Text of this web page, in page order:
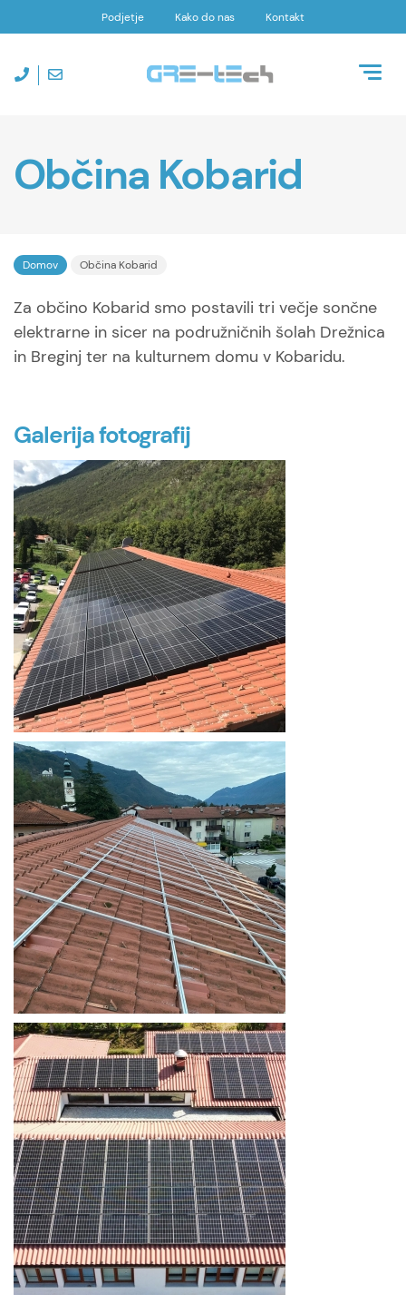
Podjetje Kako do nas Kontakt
Občina Kobarid
Domov Občina Kobarid
Za občino Kobarid smo postavili tri večje sončne
elektrarne in sicer na podružničnih šolah Drežnica
in Breginj ter na kulturnem domu v Kobaridu.
Galerija fotografij